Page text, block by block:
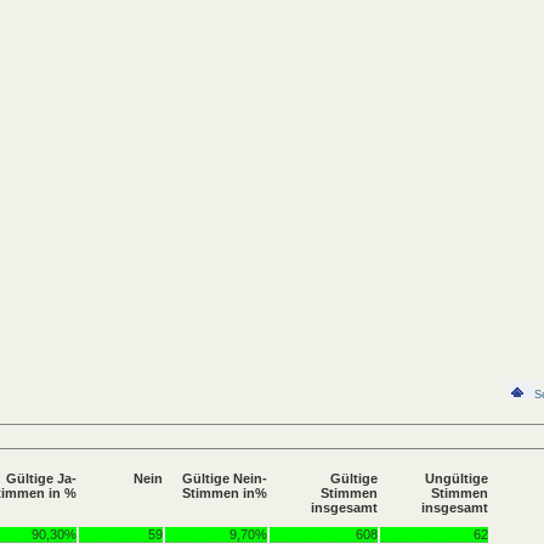
Gültige Ja-
in %
Nein
Gültige Nein-
Stimmen in%
Gültige
Stimmen
insgesamt
Ungültige
Stimmen
insgesamt
90,30%
59 9,70% 608 62